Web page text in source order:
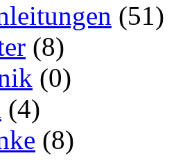
(51)
(8)
(0)
(4)
(8)